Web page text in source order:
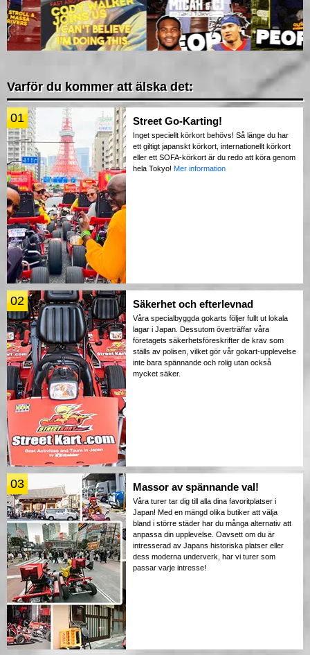
Varför du kommer att älska det:
01 Street Go-Karting!
Inget speciellt körkort behövs! Så länge du har
ett giltigt japanskt körkort, internationellt körkort
eller ett SOFA-körkort är du redo att köra genom
hela Tokyo! Mer information
02 Säkerhet och efterlevnad
Våra specialbyggda gokarts följer fullt ut lokala
lagar i Japan. Dessutom överträffar våra
företagets säkerhetsföreskrifter de krav som
ställs av polisen, vilket gör vår gokart-upplevelse
inte bara spännande och rolig utan också
mycket säker.
03 Massor av spännande val!
Våra turer tar dig till alla dina favoritplatser i
Japan! Med en mängd olika butiker att välja
bland i större städer har du många alternativ att
anpassa din upplevelse. Oavsett om du är
intresserad av Japans historiska platser eller
dess moderna underverk, har vi turer som
passar varje intresse!